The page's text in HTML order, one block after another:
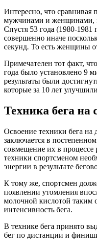
Интересно, что сравнивая
мужчинами и женщинами,
Спустя 53 года (1980-1981
совершенно иначе
секунд. То есть женщины
Примечателен тот факт,
года было установлено 9
результаты были
которые за 10 лет
Техника бега на
Освоение техники бега на
заключается в
совмещение их в процессе
техники спортсменом
энергии в результате
К тому же, спортсмен
появлении утомления
молочной кислотой таким
интенсивность бега.
В технике бега принято
бег по дистанции и